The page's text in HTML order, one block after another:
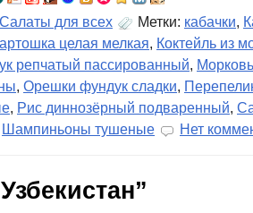
Салаты для всех Метки: кабачки,
целая мелкая, Коктейль из
репчатый пассированный,
, Орешки фундук сладки,
, Рис диннозёрный подваренный,
Шампиньоны тушеные Нет